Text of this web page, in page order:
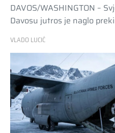
DAVOS/WASHINGTON –
Davosu jutros je naglo
VLADO LUCIĆ